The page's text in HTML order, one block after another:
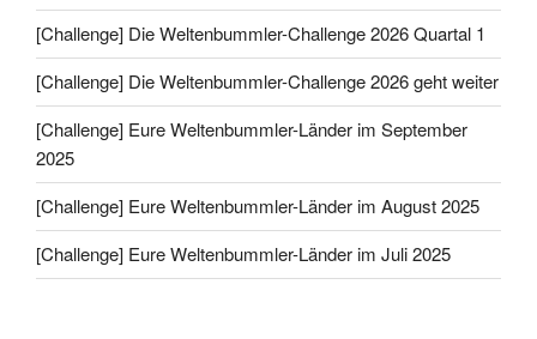
[Challenge] Die Weltenbummler-Challenge 2026 Quartal 1
[Challenge] Die Weltenbummler-Challenge 2026 geht weiter
[Challenge] Eure Weltenbummler-Länder im September
2025
[Challenge] Eure Weltenbummler-Länder im August 2025
[Challenge] Eure Weltenbummler-Länder im Juli 2025